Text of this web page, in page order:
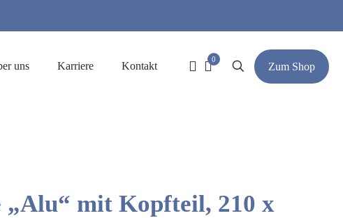
uns Karriere Kontakt
0
Zum Shop
mit Kopfteil, 210 x